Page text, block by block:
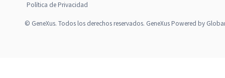
Política de Privacidad
© GeneXus. Todos los derechos reservados. GeneXus Powered by